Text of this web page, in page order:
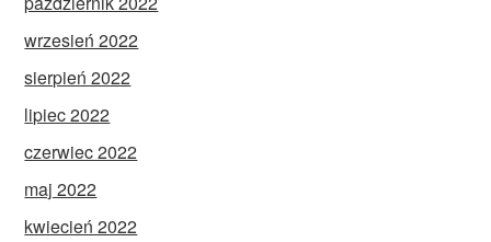
wrzesień 2022
sierpień 2022
lipiec 2022
czerwiec 2022
maj 2022
kwiecień 2022